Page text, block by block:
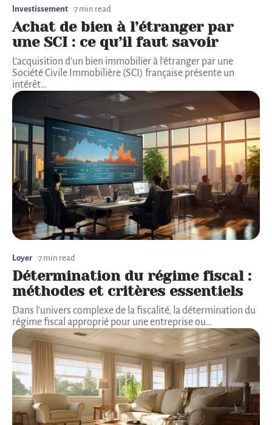
Investissement 7 min read
Achat de bien à l’étranger par
une SCI : ce qu’il faut savoir
L'acquisition d'un bien immobilier à l'étranger par une
Société Civile Immobilière (SCI) française présente un
intérêt…
Loyer 7 min read
Détermination du régime fiscal :
méthodes et critères essentiels
Dans l'univers complexe de la fiscalité, la détermination du
régime fiscal approprié pour une entreprise ou…